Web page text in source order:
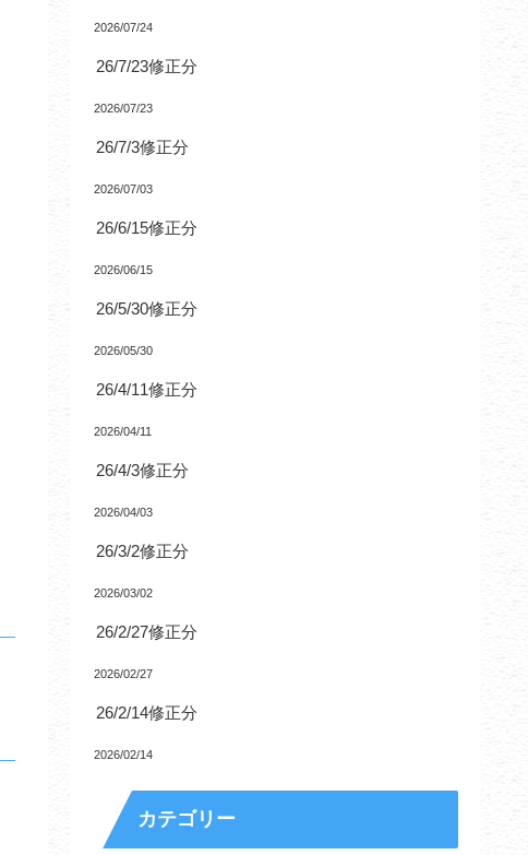
2026/07/24
26/7/23修正分
2026/07/23
26/7/3修正分
2026/07/03
26/6/15修正分
2026/06/15
26/5/30修正分
2026/05/30
26/4/11修正分
2026/04/11
26/4/3修正分
2026/04/03
26/3/2修正分
2026/03/02
26/2/27修正分
2026/02/27
26/2/14修正分
2026/02/14
カテゴリー